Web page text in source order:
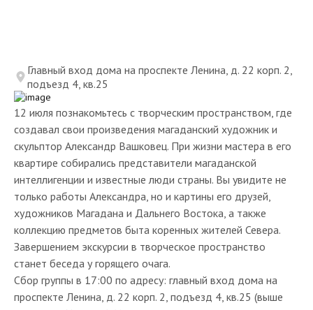
12 июля познакомьтесь с творческим пространством, где
создавал свои произведения магаданский художник и
скульптор Александр Вашковец. При жизни мастера в его
квартире собирались представители магаданской
интеллигенции и известные люди страны. Вы увидите не
только работы Александра, но и картины его друзей,
художников Магадана и Дальнего Востока, а также
коллекцию предметов быта коренных жителей Севера.
Завершением экскурсии в творческое пространство
станет беседа у горящего очага.
Сбор группы в 17:00 по адресу: главный вход дома на
проспекте Ленина, д. 22 корп. 2, подъезд 4, кв.25 (выше
Главный вход дома на проспекте Ленина, д. 22 корп. 2,
подъезд 4, кв.25